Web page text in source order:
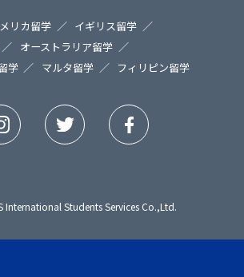
リカ留学
イギリス留学
オーストラリア留学
学
マルタ留学 フィリピン留学
International Students Services Co.,Ltd.